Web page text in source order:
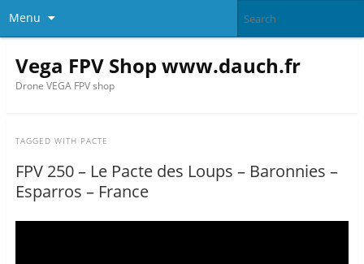
Menu
Vega FPV Shop www.dauch.fr
Drone VEGA FPV shop
TAGGED WITH PACTE
FPV 250 – Le Pacte des Loups – Baronnies –
Esparros – France